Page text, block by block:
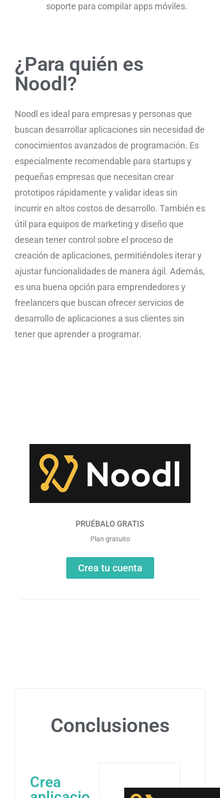
soporte para compilar apps móviles.
¿Para quién es
Noodl?
Noodl es ideal para empresas y personas que
buscan desarrollar aplicaciones sin necesidad de
conocimientos avanzados de programación. Es
especialmente recomendable para startups y
pequeñas empresas que necesitan crear
prototipos rápidamente y validar ideas sin
incurrir en altos costos de desarrollo. También es
útil para equipos de marketing y diseño que
desean tener control sobre el proceso de
creación de aplicaciones, permitiéndoles iterar y
ajustar funcionalidades de manera ágil. Además,
es una buena opción para emprendedores y
freelancers que buscan ofrecer servicios de
desarrollo de aplicaciones a sus clientes sin
tener que aprender a programar.
PRUÉBALO GRATIS
Plan gratuito
Crea tu cuenta
Conclusiones
Crea